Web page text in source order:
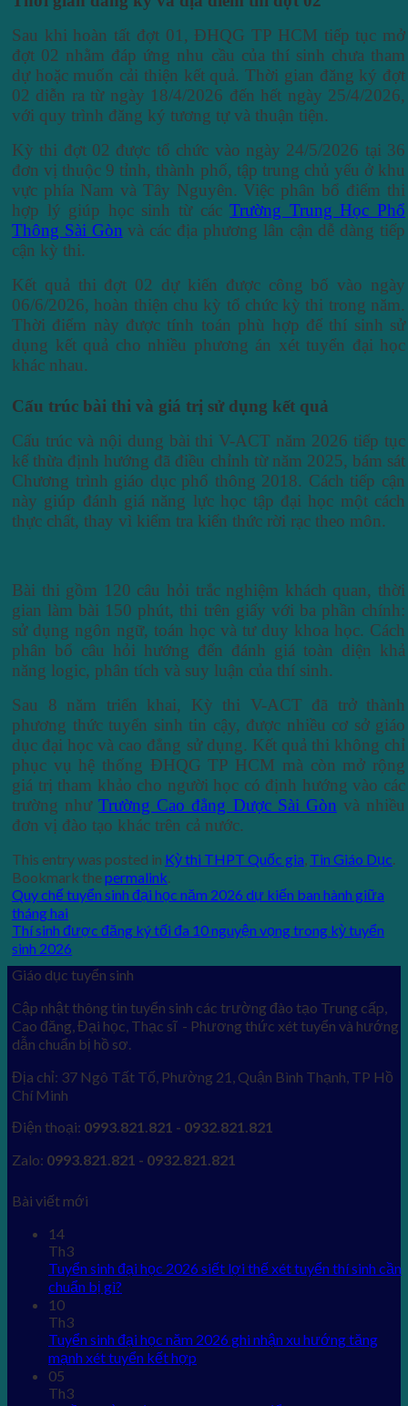
Sau khi hoàn tất đợt 01, ĐHQG TP HCM tiếp tục mở
đợt 02 nhằm đáp ứng nhu cầu của thí sinh chưa tham
dự hoặc muốn cải thiện kết quả. Thời gian đăng ký đợt
02 diễn ra từ ngày 18/4/2026 đến hết ngày 25/4/2026,
với quy trình đăng ký tương tự và thuận tiện.
Kỳ thi đợt 02 được tổ chức vào ngày 24/5/2026 tại 36
đơn vị thuộc 9 tỉnh, thành phố, tập trung chủ yếu ở khu
vực phía Nam và Tây Nguyên. Việc phân bổ điểm thi
hợp lý giúp học sinh từ cácTrường Trung Học Phổ
Thông Sài Gòn và các địa phương lân cận dễ dàng tiếp
cận kỳ thi.
Kết quả thi đợt 02 dự kiến được công bố vào ngày
06/6/2026, hoàn thiện chu kỳ tổ chức kỳ thi trong năm.
Thời điểm này được tính toán phù hợp để thí sinh sử
dụng kết quả cho nhiều phương án xét tuyển đại học
khác nhau.
Cấu trúc bài thi và giá trị sử dụng kết quả
Cấu trúc và nội dung bài thi V-ACT năm 2026 tiếp tục
kế thừa định hướng đã điều chỉnh từ năm 2025, bám sát
Chương trình giáo dục phổ thông 2018. Cách tiếp cận
này giúp đánh giá năng lực học tập đại học một cách
thực chất, thay vì kiểm tra kiến thức rời rạc theo môn.
Bài thi gồm 120 câu hỏi trắc nghiệm khách quan, thời
gian làm bài 150 phút, thi trên giấy với ba phần chính:
sử dụng ngôn ngữ, toán học và tư duy khoa học. Cách
phân bổ câu hỏi hướng đến đánh giá toàn diện khả
năng logic, phân tích và suy luận của thí sinh.
Sau 8 năm triển khai, Kỳ thi V-ACT đã trở thành
phương thức tuyển sinh tin cậy, được nhiều cơ sở giáo
dục đại học và cao đẳng sử dụng. Kết quả thi không chỉ
phục vụ hệ thống ĐHQG TP HCM mà còn mở rộng
giá trị tham khảo cho người học có định hướng vào các
trường nhưTrường Cao đẳng Dược Sài Gòn và nhiều
đơn vị đào tạo khác trên cả nước.
This entry was posted in Kỳ thi THPT Quốc gia, Tin Giáo Dục.
Bookmark thepermalink.
Quy chế tuyển sinh đại học năm 2026 dự kiến ban hành giữa
tháng hai
Thí sinh được đăng ký tối đa 10 nguyện vọng trong kỳ tuyển
sinh 2026
Giáo dục tuyển sinh
Cập nhật thông tin tuyển sinh các trường đào tạo Trung cấp,
Cao đăng, Đại học, Thạc sĩ - Phương thức xét tuyển và hướng
dẫn chuẩn bị hồ sơ.
Địa chỉ: 37 Ngô Tất Tố, Phường 21, Quận Bình Thạnh, TP Hồ
Chí Minh
Điện thoại: 0993.821.821 - 0932.821.821
Zalo: 0993.821.821 - 0932.821.821
Bài viết mới
14
Th3
Tuyển sinh đại học 2026 siết lợi thế xét tuyển thí sinh cần
chuẩn bị gì?
10
Th3
Tuyển sinh đại học năm 2026 ghi nhận xu hướng tăng
mạnh xét tuyển kết hợp
05
Th3